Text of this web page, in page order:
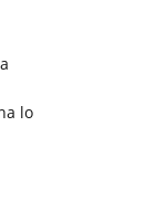
lo